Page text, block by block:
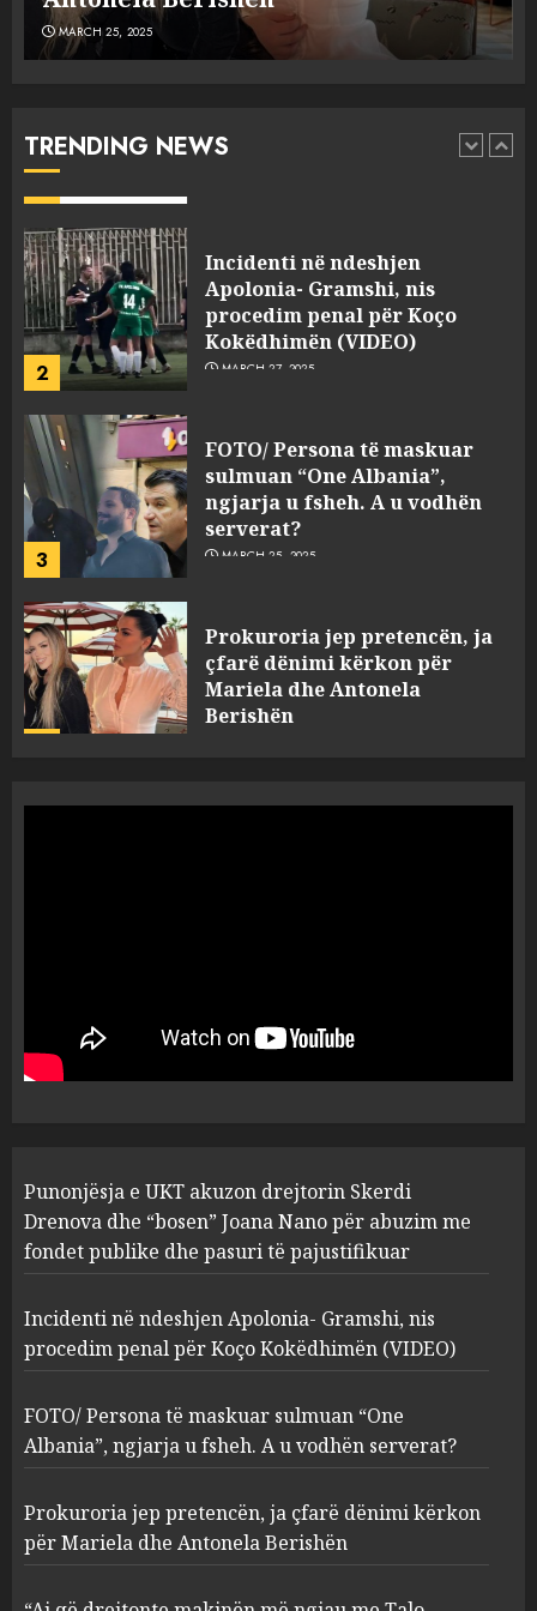
MARCH 25, 2025
TRENDING NEWS
1
Punonjësja e UKT akuzon
pasuri të pajustifikuar
2
Apolonia- Gramshi, nis
procedim penal për Koço
Kokëdhimën (VIDEO)
MARCH 27, 2025
sulmuan “One Albania”,
ngjarja u fsheh. A u vodhën
serverat?
MARCH 25, 2025
4
çfarë dënimi kërkon për
Mariela dhe Antonela
Berishën
MARCH 25, 2025
1
“bosen” Joana Nano për
abuzim me fondet publike dhe
pasuri të pajustifikuar
2
Apolonia- Gramshi, nis
procedim penal për Koço
Kokëdhimën (VIDEO)
MARCH 27, 2025
3
FOTO/ Persona të maskuar
sulmuan “One Albania”,
ngjarja u fsheh. A u vodhën
serverat?
Prokuroria jep pretencën, ja
çfarë dënimi kërkon për
Punonjësja e UKT akuzon drejtorin Skerdi
Drenova dhe “bosen” Joana Nano për abuzim me
fondet publike dhe pasuri të pajustifikuar
Incidenti në ndeshjen Apolonia- Gramshi, nis
procedim penal për Koço Kokëdhimën (VIDEO)
FOTO/ Persona të maskuar sulmuan “One
Albania”, ngjarja u fsheh. A u vodhën serverat?
Prokuroria jep pretencën, ja çfarë dënimi kërkon
për Mariela dhe Antonela Berishën